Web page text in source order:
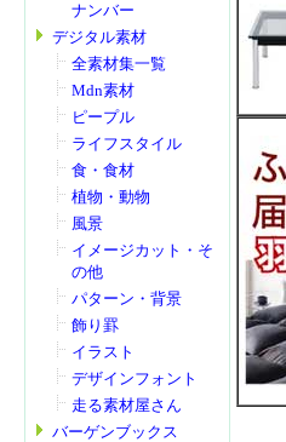
ナンバー
デジタル素材
全素材集一覧
Mdn素材
ピープル
ライフスタイル
食・食材
植物・動物
風景
イメージカット・そ
の他
パターン・背景
飾り罫
イラスト
デザインフォント
走る素材屋さん
バーゲンブックス